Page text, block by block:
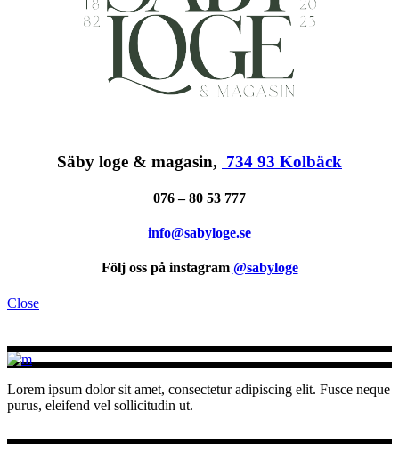
Säby loge & magasin, 734 93 Kolbäck
076 – 80 53 777
info@sabyloge.se
Följ oss på instagram @sabyloge
Close
Lorem ipsum dolor sit amet, consectetur adipiscing elit. Fusce neque
purus, eleifend vel sollicitudin ut.